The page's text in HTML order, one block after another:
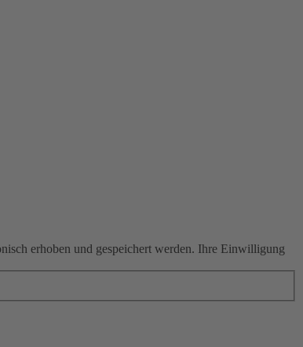
erhoben und gespeichert werden. Ihre Einwilligung